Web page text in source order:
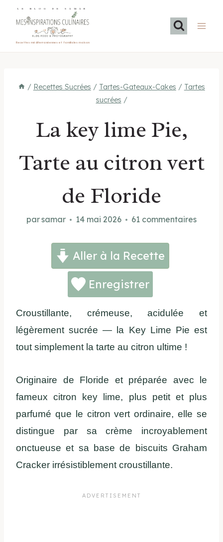
LE BLOG DE SAMAR
Recettes méditerranéennes et familiales maison
/ Recettes Sucrées / Tartes-Gateaux-Cakes / Tartes
sucrées /
La key lime Pie,
Tarte au citron vert
de Floride
parsamar 14 mai 2026 61 commentaires
Aller à la Recette
Enregistrer
Croustillante, crémeuse, acidulée et
légèrement sucrée — la Key Lime Pie est
tout simplement la tarte au citron ultime !
Originaire de Floride et préparée avec le
fameux citron key lime, plus petit et plus
parfumé que le citron vert ordinaire, elle se
distingue par sa crème incroyablement
onctueuse et sa base de biscuits Graham
Cracker irrésistiblement croustillante.